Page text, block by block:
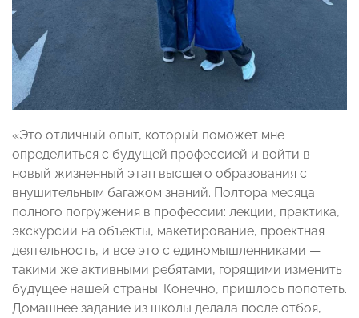
«Это отличный опыт, который поможет мне
определиться с будущей профессией и войти в
новый жизненный этап высшего образования с
внушительным багажом знаний. Полтора месяца
полного погружения в профессии: лекции, практика,
экскурсии на объекты, макетирование, проектная
деятельность, и все это с единомышленниками —
такими же активными ребятами, горящими изменить
будущее нашей страны. Конечно, пришлось попотеть.
Домашнее задание из школы делала после отбоя,